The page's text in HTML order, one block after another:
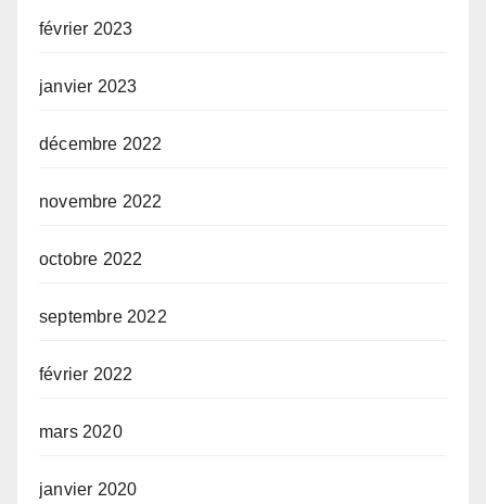
février 2023
janvier 2023
décembre 2022
novembre 2022
octobre 2022
septembre 2022
février 2022
mars 2020
janvier 2020